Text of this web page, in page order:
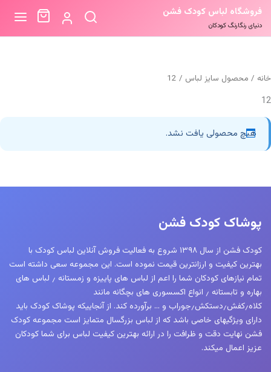
فروشگاه لباس کودک فشن
دنیای رنگارنگ کودکان
خانه / محصول سایز لباس / 12
12
هیچ محصولی یافت نشد.
پوشاک کودک فشن
کودک فشن از سال ۱۳۹۸ شروع به فعالیت فروش آنلاین لباس کودک با
بهترین کیفیت و ارزانترین قیمت نموده است. این مجموعه سعی داشته است
تمام نیازهای کودکان شما را اعم از لباس های پاییزه و زمستانه ٫ لباس های
بهاره و تابستانه ٫ انواع اکسسوری های بچگانه مانند
کلاه٫کفش٫دستکش٫جوراب و … برآورده کند. از آنجاییکه پوشاک کودک باید
دارای ویژگیهای خاصی باشد که از لباس بزرگسال متمایز است مجموعه کودک
فشن نهایت دقت و ظرافت را در ارائه بهترین کیفیت لباس برای شما کودکان
عزیز اعمال میکند.